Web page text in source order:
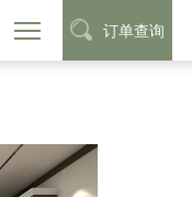
订单查询